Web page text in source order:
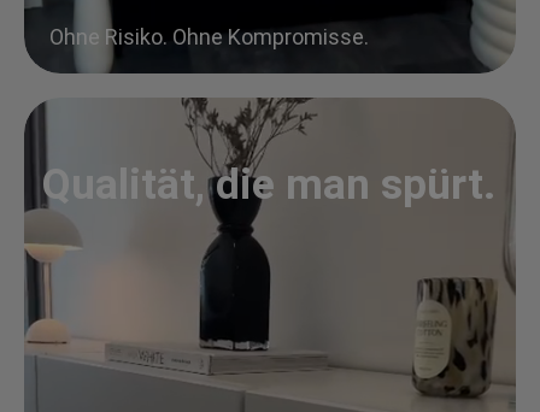
Ohne Risiko. Ohne Kompromisse.
Qualität, die man spürt.